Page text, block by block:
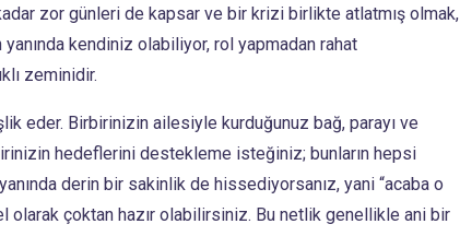
zor günleri de kapsar ve bir krizi birlikte atlatmış olmak,
kendiniz olabiliyor, rol yapmadan rahat
zeminidir.
eder. Birbirinizin ailesiyle kurduğunuz bağ, parayı ve
hedeflerini destekleme isteğiniz; bunların hepsi
derin bir sakinlik de hissediyorsanız, yani “acaba o
olarak çoktan hazır olabilirsiniz. Bu netlik genellikle ani bir